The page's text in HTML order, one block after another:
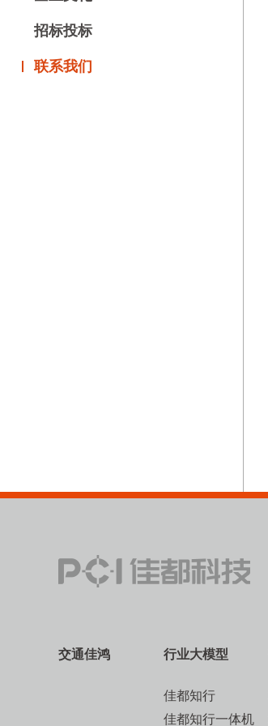
招标投标
联系我们
交通佳鸿 行业大模型
佳都知行
佳都知行一体机